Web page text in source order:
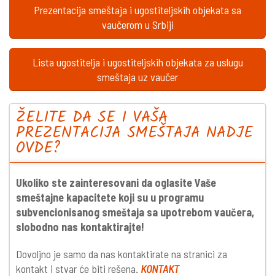
Prezentacija smeštaja i ugostiteljskih objekata sa
vaučerom u Srbiji
Lista ugostitelja i ugostiteljskih objekata za uslugu
smeštaja uz vaučer
ŽELITE DA SE I VAŠA
PREZENTACIJA SMEŠTAJA NADJE
OVDE?
Ukoliko ste zainteresovani da oglasite Vaše
smeštajne kapacitete koji su u programu
subvencionisanog smeštaja sa upotrebom vaučera,
slobodno nas kontaktirajte!
Dovoljno je samo da nas kontaktirate na stranici za
kontakt i stvar će biti rešena. KONTAKT